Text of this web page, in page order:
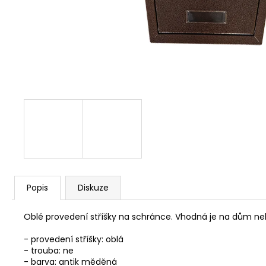
Popis Diskuze
Oblé provedení stříšky na schránce. Vhodná je na dům
- provedení stříšky: oblá
- trouba: ne
- barva: antik měděná
NÝT DUTÝ DVOJDÍLNÝ 3,5X10 NIKL